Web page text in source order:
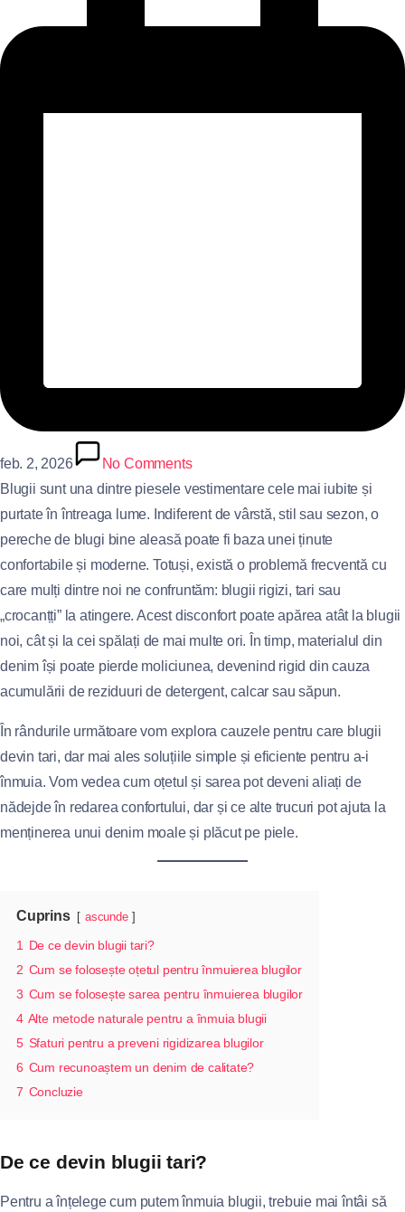
feb. 2, 2026
No Comments
Blugii sunt una dintre piesele vestimentare cele mai iubite și
purtate în întreaga lume. Indiferent de vârstă, stil sau sezon, o
pereche de blugi bine aleasă poate fi baza unei ținute
confortabile și moderne. Totuși, există o problemă frecventă cu
care mulți dintre noi ne confruntăm: blugii rigizi, tari sau
„crocanțți” la atingere. Acest disconfort poate apărea atât la blugii
noi, cât și la cei spălați de mai multe ori. În timp, materialul din
denim își poate pierde moliciunea, devenind rigid din cauza
acumulării de reziduuri de detergent, calcar sau săpun.
În rândurile următoare vom explora cauzele pentru care blugii
devin tari, dar mai ales soluțiile simple și eficiente pentru a-i
înmuia. Vom vedea cum oțetul și sarea pot deveni aliați de
nădejde în redarea confortului, dar și ce alte trucuri pot ajuta la
menținerea unui denim moale și plăcut pe piele.
Cuprins ascunde
1
De ce devin blugii tari?
2 Cum se folosește oțetul pentru înmuierea blugilor
3 Cum se folosește sarea pentru înmuierea blugilor
4 Alte metode naturale pentru a înmuia blugii
5 Sfaturi pentru a preveni rigidizarea blugilor
6 Cum recunoaștem un denim de calitate?
7 Concluzie
De ce devin blugii tari?
Pentru a înțelege cum putem înmuia blugii, trebuie mai întâi să